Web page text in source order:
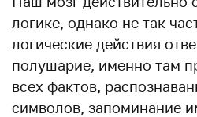
логике, однако не так
логические действия
полушарие, именно там
всех фактов,
символов, запоминание